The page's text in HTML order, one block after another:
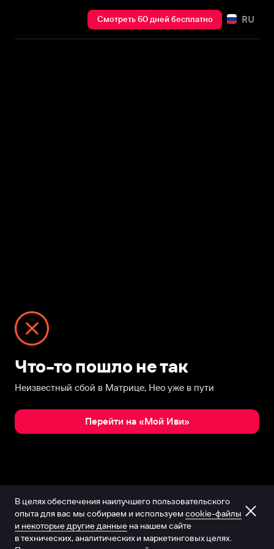
Смотреть 60 дней бесплатно RU
Что-то пошло не так
Неизвестный сбой в Матрице, Нео уже в пути
Перейти на «Мой Иви»
В целях обеспечения наилучшего пользовательского
опыта для вас мы собираем и используем cookie-файлы
и некоторые другие данные на нашем сайте
в технических, аналитических и маркетинговых целях.